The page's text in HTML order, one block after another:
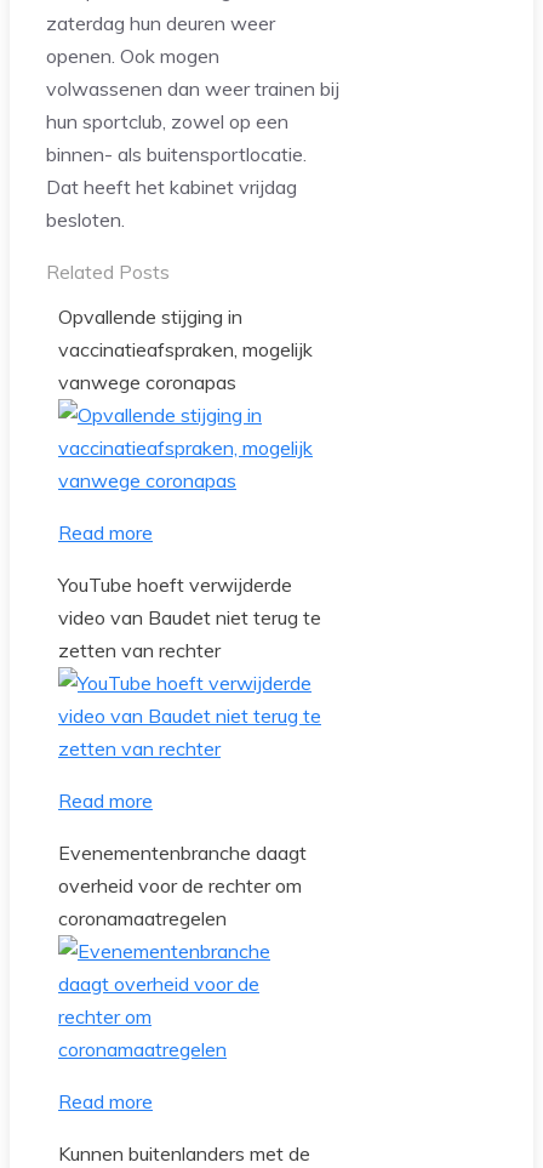
zaterdag hun deuren weer
openen. Ook mogen
volwassenen dan weer trainen bij
hun sportclub, zowel op een
binnen- als buitensportlocatie.
Dat heeft het kabinet vrijdag
besloten.
Related Posts
Opvallende stijging in
vaccinatieafspraken, mogelijk
vanwege coronapas
Read more
YouTube hoeft verwijderde
video van Baudet niet terug te
zetten van rechter
Read more
Evenementenbranche daagt
overheid voor de rechter om
coronamaatregelen
Read more
Kunnen buitenlanders met de